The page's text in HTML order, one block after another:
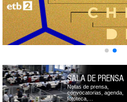
SALA DE PRENSA
Notas de prensa,
convocatorias, agenda,
fototeca,…